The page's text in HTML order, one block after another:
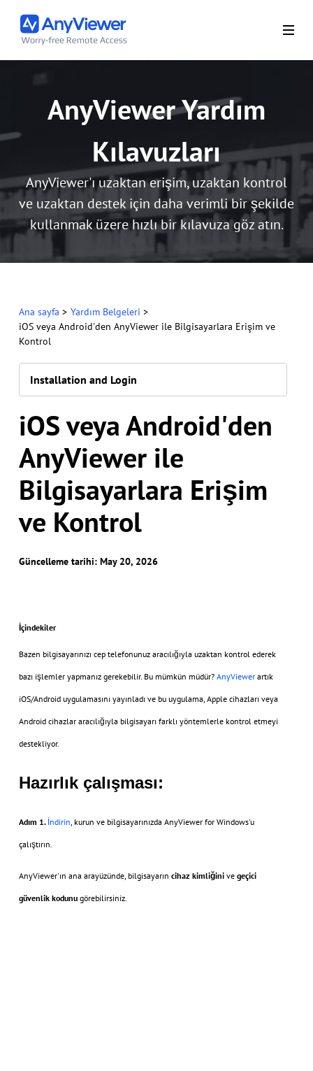
AnyViewer Yardım
Kılavuzları
AnyViewer'ı uzaktan erişim, uzaktan kontrol
ve uzaktan destek için daha verimli bir şekilde
kullanmak üzere hızlı bir kılavuza göz atın.
Ana sayfa > Yardım Belgeleri >
iOS veya Android'den AnyViewer ile Bilgisayarlara Erişim ve
Kontrol
Installation and Login
iOS veya Android'den
AnyViewer ile
Bilgisayarlara Erişim
ve Kontrol
Güncelleme tarihi: May 20, 2026
İçindekiler
Bazen bilgisayarınızı cep telefonunuz aracılığıyla uzaktan kontrol ederek
bazı işlemler yapmanız gerekebilir. Bu mümkün müdür? AnyViewerartık
iOS/Android uygulamasını yayınladı ve bu uygulama, Apple cihazları veya
Android cihazlar aracılığıyla bilgisayarı farklı yöntemlerle kontrol etmeyi
destekliyor.
Hazırlık çalışması:
Adım 1. İndirin, kurun ve bilgisayarınızda AnyViewer for Windows'u
çalıştırın.
AnyViewer'ın ana arayüzünde, bilgisayarın cihaz kimliğinive geçici
güvenlik kodunugörebilirsiniz.